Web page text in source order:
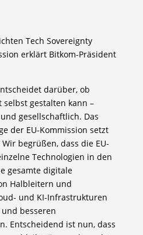
Tech Sovereignty
erklärt Bitkom-Präsident
darüber, ob
gestalten kann –
gesellschaftlich. Das
der EU-Kommission setzt
begrüßen, dass die EU-
Technologien in den
gesamte digitale
Halbleitern und
und KI-Infrastrukturen
besseren
Entscheidend ist nun, dass